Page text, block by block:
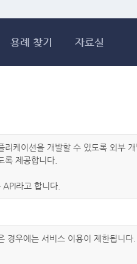
용례 찾기 자료실
케이션을 개발할 수 있도록 외부
록 제공합니다.
라고 합니다.
경우에는 서비스 이용이 제한됩니다.